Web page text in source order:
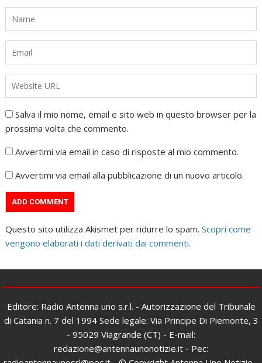
Salva il mio nome, email e sito web in questo browser per la
prossima volta che commento.
Avvertimi via email in caso di risposte al mio commento.
Avvertimi via email alla pubblicazione di un nuovo articolo.
Questo sito utilizza Akismet per ridurre lo spam.Scopri come
vengono elaborati i dati derivati dai commenti.
Editore: Radio Antenna uno s.r.l. - Autorizzazione del Tribunale
di Catania n. 7 del 1994 Sede legale: Via Principe Di Piemonte, 3
- 95029 Viagrande (CT) - E-mail:
redazione@antennaunonotizie.it - Pec: